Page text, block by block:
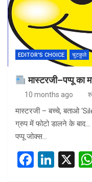
o
k
EDITOR'S CHOICE चुटकुले
मास्टरजी–पप्पू का
10 months ago
मास्टरजी – बच्चे, बताओ
ग्रुप में फोटो डालने के
पप्पू जोक्स…
F
Li
X